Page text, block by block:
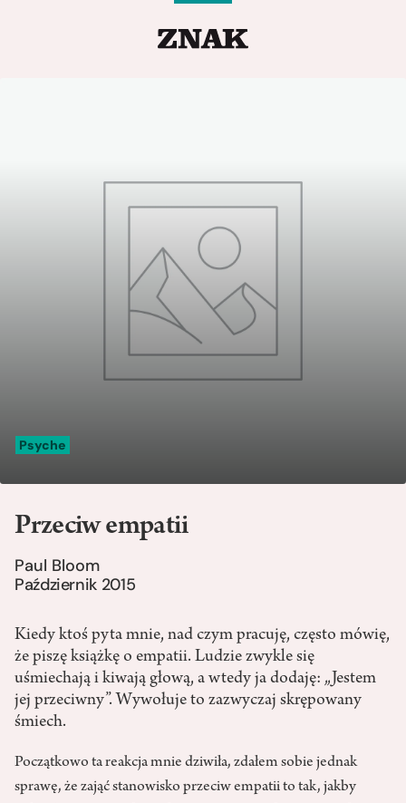
Psyche
Przeciw empatii
Paul Bloom
Październik 2015
Kiedy ktoś pyta mnie, nad czym pracuję, często mówię,
że piszę książkę o empatii. Ludzie zwykle się
uśmiechają i kiwają głową, a wtedy ja dodaję: „Jestem
jej przeciwny”. Wywołuje to zazwyczaj skrępowany
śmiech.
Początkowo ta reakcja mnie dziwiła, zdałem sobie jednak
sprawę, że zająć stanowisko przeciw empatii to tak, jakby